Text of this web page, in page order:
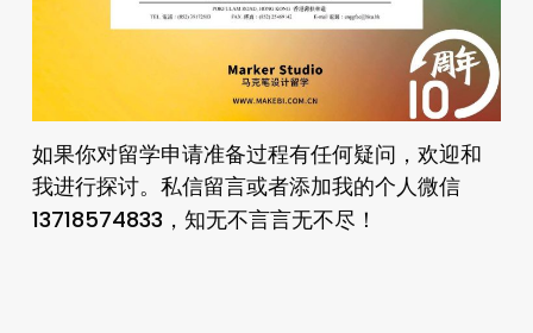
如果你对留学申请准备过程有任何疑问，欢迎和
我进行探讨。私信留言或者添加我的个人微信
13718574833 ，知无不言言无不尽！